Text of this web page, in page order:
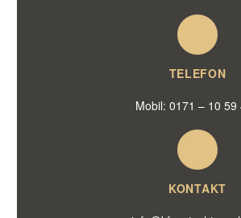
TELEFON
Mobil: 0171 – 10 59
KONTAKT